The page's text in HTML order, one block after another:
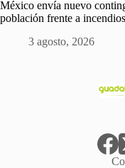
México envía nuevo
población frente a incendios
3 agosto, 2026